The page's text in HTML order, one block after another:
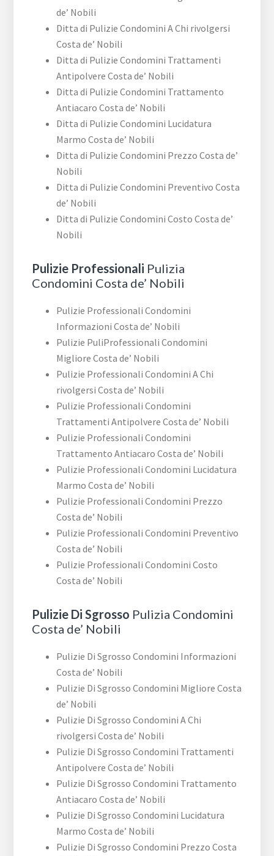
de’ Nobili
Ditta di Pulizie Condomini A Chi rivolgersi
Costa de’ Nobili
Ditta di Pulizie Condomini Trattamenti
Antipolvere Costa de’ Nobili
Ditta di Pulizie Condomini Trattamento
Antiacaro Costa de’ Nobili
Ditta di Pulizie Condomini Lucidatura
Marmo Costa de’ Nobili
Ditta di Pulizie Condomini Prezzo Costa de’
Nobili
Ditta di Pulizie Condomini Preventivo Costa
de’ Nobili
Ditta di Pulizie Condomini Costo Costa de’
Nobili
Pulizie Professionali Pulizia
Condomini Costa de’ Nobili
Pulizie Professionali Condomini
Informazioni Costa de’ Nobili
Pulizie PuliProfessionali Condomini
Migliore Costa de’ Nobili
Pulizie Professionali Condomini A Chi
rivolgersi Costa de’ Nobili
Pulizie Professionali Condomini
Trattamenti Antipolvere Costa de’ Nobili
Pulizie Professionali Condomini
Trattamento Antiacaro Costa de’ Nobili
Pulizie Professionali Condomini Lucidatura
Marmo Costa de’ Nobili
Pulizie Professionali Condomini Prezzo
Costa de’ Nobili
Pulizie Professionali Condomini Preventivo
Costa de’ Nobili
Pulizie Professionali Condomini Costo
Costa de’ Nobili
Pulizie Di Sgrosso Pulizia Condomini
Costa de’ Nobili
Pulizie Di Sgrosso Condomini Informazioni
Costa de’ Nobili
Pulizie Di Sgrosso Condomini Migliore Costa
de’ Nobili
Pulizie Di Sgrosso Condomini A Chi
rivolgersi Costa de’ Nobili
Pulizie Di Sgrosso Condomini Trattamenti
Antipolvere Costa de’ Nobili
Pulizie Di Sgrosso Condomini Trattamento
Antiacaro Costa de’ Nobili
Pulizie Di Sgrosso Condomini Lucidatura
Marmo Costa de’ Nobili
Pulizie Di Sgrosso Condomini Prezzo Costa